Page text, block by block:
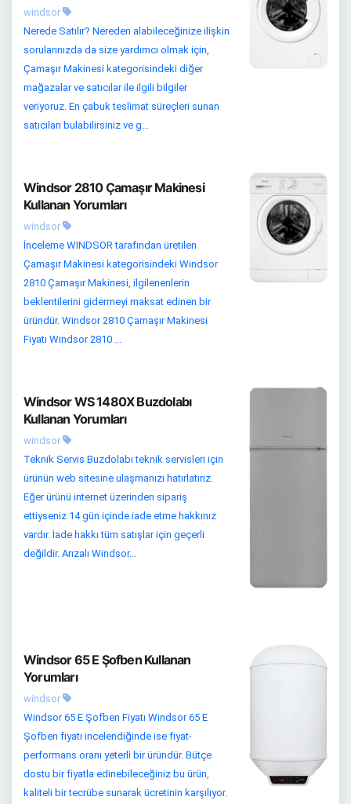
windsor
Nerede Satılır? Nereden alabileceğinize ilişkin
sorularınızda da size yardımcı olmak için,
Çamaşır Makinesi kategorisindeki diğer
mağazalar ve satıcılar ile ilgili bilgiler
veriyoruz. En çabuk teslimat süreçleri sunan
satıcıları bulabilirsiniz ve g...
Windsor 2810 Çamaşır Makinesi
Kullanan Yorumları
windsor
İnceleme WINDSOR tarafından üretilen
Çamaşır Makinesi kategorisindeki Windsor
2810 Çamaşır Makinesi, ilgilenenlerin
beklentilerini gidermeyi maksat edinen bir
üründür. Windsor 2810 Çamaşır Makinesi
Fiyatı Windsor 2810 ...
Windsor WS 1480X Buzdolabı
Kullanan Yorumları
windsor
Teknik Servis Buzdolabı teknik servisleri için
ürünün web sitesine ulaşmanızı hatırlatırız.
Eğer ürünü internet üzerinden sipariş
ettiyseniz 14 gün içinde iade etme hakkınız
vardır. İade hakkı tüm satışlar için geçerli
değildir. Arızalı Windsor...
Windsor 65 E Şofben Kullanan
Yorumları
windsor
Windsor 65 E Şofben Fiyatı Windsor 65 E
Şofben fiyatı incelendiğinde ise fiyat-
performans oranı yeterli bir üründür. Bütçe
dostu bir fiyatla edinebileceğiniz bu ürün,
kaliteli bir tecrübe sunarak ücretinin karşılıyor.